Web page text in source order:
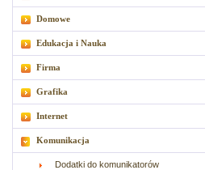
Domowe
Edukacja i Nauka
Firma
Grafika
Internet
Komunikacja
Dodatki do komunikatorów